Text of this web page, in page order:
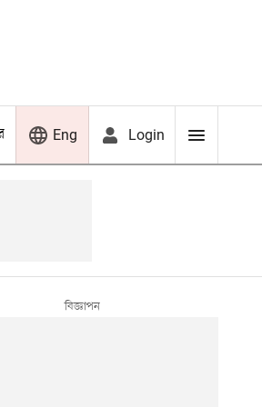
Eng Login